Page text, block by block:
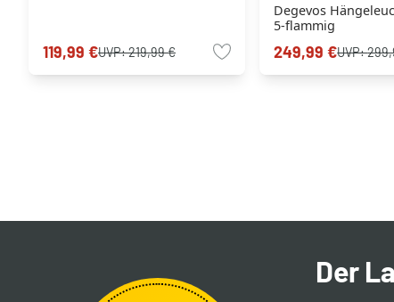
119,99 €UVP:219,99 €
Degevos
5-flammig
249,99 €UVP:
Der